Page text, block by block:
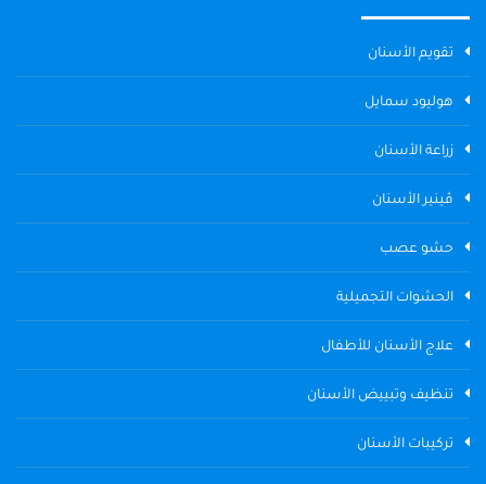
تقويم الأسنان
هوليود سمايل
زراعة الأسنان
ڤينير الأسنان
حشو عصب
الحشوات التجميلية
علاج الأسنان للأطفال
تنظيف وتبييض الأسنان
تركيبات الأسنان